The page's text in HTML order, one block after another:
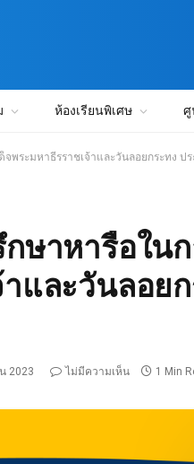
ห้องเรียนพิเศษ ศู
พระมหาธีรราชเจ้าและวันลอยกระทง ป
ษาหารือใน
และวันลอย
2023 ไม่มีความเห็น 1 Min